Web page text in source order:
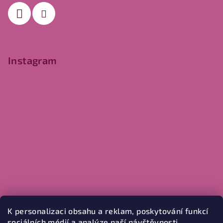
K personalizaci obsahu a reklam, poskytování funkcí
Instagram